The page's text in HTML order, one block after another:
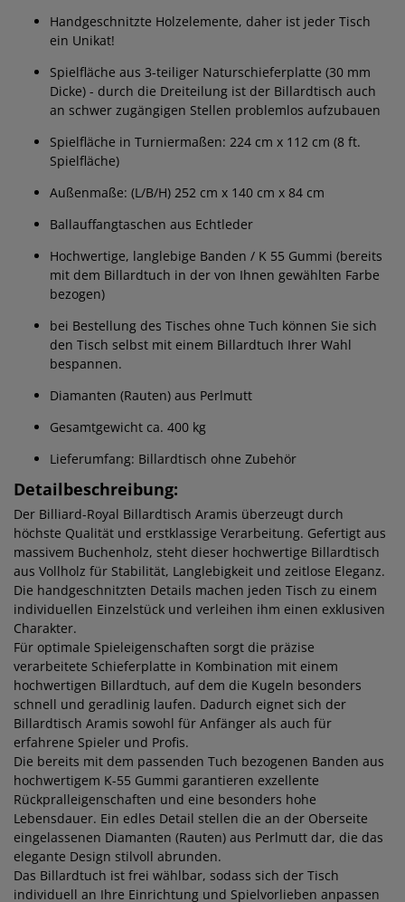
Handgeschnitzte Holzelemente, daher ist jeder Tisch
ein Unikat!
Spielfläche aus 3-teiliger Naturschieferplatte (30 mm
Dicke) - durch die Dreiteilung ist der Billardtisch auch
an schwer zugängigen Stellen problemlos aufzubauen
Spielfläche in Turniermaßen: 224 cm x 112 cm (8 ft.
Spielfläche)
Außenmaße: (L/B/H) 252 cm x 140 cm x 84 cm
Ballauffangtaschen aus Echtleder
Hochwertige, langlebige Banden / K 55 Gummi (bereits
mit dem Billardtuch in der von Ihnen gewählten Farbe
bezogen)
bei Bestellung des Tisches ohne Tuch können Sie sich
den Tisch selbst mit einem Billardtuch Ihrer Wahl
bespannen.
Diamanten (Rauten) aus Perlmutt
Gesamtgewicht ca. 400 kg
Lieferumfang: Billardtisch ohne Zubehör
Detailbeschreibung:
Der Billiard-Royal Billardtisch Aramis überzeugt durch
höchste Qualität und erstklassige Verarbeitung. Gefertigt aus
massivem Buchenholz, steht dieser hochwertige Billardtisch
aus Vollholz für Stabilität, Langlebigkeit und zeitlose Eleganz.
Die handgeschnitzten Details machen jeden Tisch zu einem
individuellen Einzelstück und verleihen ihm einen exklusiven
Charakter.
Für optimale Spieleigenschaften sorgt die präzise
verarbeitete Schieferplatte in Kombination mit einem
hochwertigen Billardtuch, auf dem die Kugeln besonders
schnell und geradlinig laufen. Dadurch eignet sich der
Billardtisch Aramis sowohl für Anfänger als auch für
erfahrene Spieler und Profis.
Die bereits mit dem passenden Tuch bezogenen Banden aus
hochwertigem K-55 Gummi garantieren exzellente
Rückpralleigenschaften und eine besonders hohe
Lebensdauer. Ein edles Detail stellen die an der Oberseite
eingelassenen Diamanten (Rauten) aus Perlmutt dar, die das
elegante Design stilvoll abrunden.
Das Billardtuch ist frei wählbar, sodass sich der Tisch
individuell an Ihre Einrichtung und Spielvorlieben anpassen